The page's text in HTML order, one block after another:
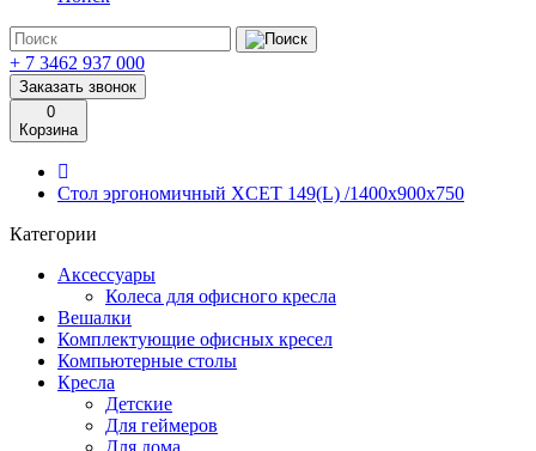
+ 7 3462 937 000
Заказать звонок
0
Корзина
Стол эргономичный XCET 149(L) /1400х900х750
Категории
Аксессуары
Колеса для офисного кресла
Вешалки
Комплектующие офисных кресел
Компьютерные столы
Кресла
Детские
Для геймеров